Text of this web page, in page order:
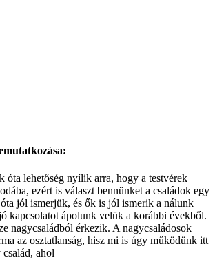
óta lehetőség nyílik arra, hogy a testvérek
ezért is választ bennünket a családok egy
jól ismerjük, és ők is jól ismerik a nálunk
kapcsolatot ápolunk velük a korábbi évekből.
nagycsaládból érkezik. A nagycsaládosok
az osztatlanság, hisz mi is úgy működünk itt
ahol